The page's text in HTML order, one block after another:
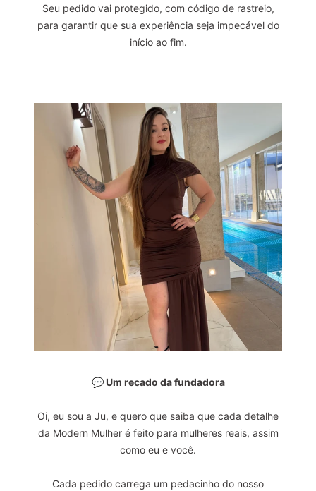
Seu pedido vai protegido, com código de rastreio,
para garantir que sua experiência seja impecável do
início ao fim.
💬 Um recado da fundadora
Oi, eu sou a Ju, e quero que saiba que cada detalhe
da Modern Mulher é feito para mulheres reais, assim
como eu e você.
Cada pedido carrega um pedacinho do nosso